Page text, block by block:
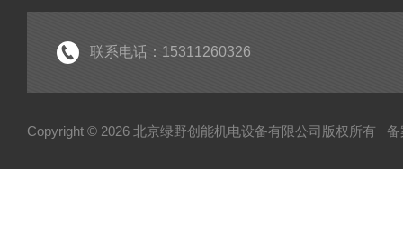
联系电话：15311260326
Copyright © 2026 北京绿野创能机电设备有限公司版权所有 备